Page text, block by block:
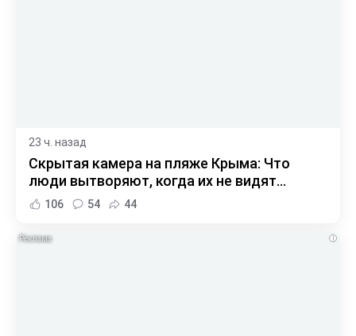
23 ч. назад
Скрытая камера на пляже Крыма: Что
люди вытворяют, когда их не видят...
106 54 44
i